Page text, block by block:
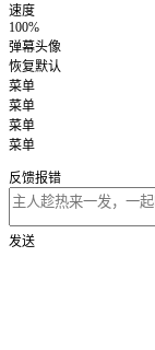
速度
100%
弹幕头像
恢复默认
菜单
菜单
菜单
菜单
反馈报错
发送